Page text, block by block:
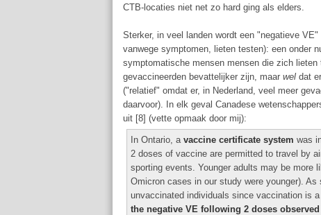
CTB-locaties niet net zo hard ging als elders.
Sterker, in veel landen wordt een "negatieve VE"
vanwege symptomen, lieten testen): een onder
symptomatische mensen mensen die zich
gevaccineerden bevattelijker zijn, maar wel dat
("relatief" omdat er, in Nederland, veel meer
daarvoor). In elk geval Canadese
uit [8] (vette opmaak door mij):
In Ontario, a vaccine certificate system was
2 doses of vaccine are permitted to travel by
sporting events. Younger adults may be more
Omicron cases in our study were younger).
unvaccinated individuals since vaccination is
the negative VE following 2 doses